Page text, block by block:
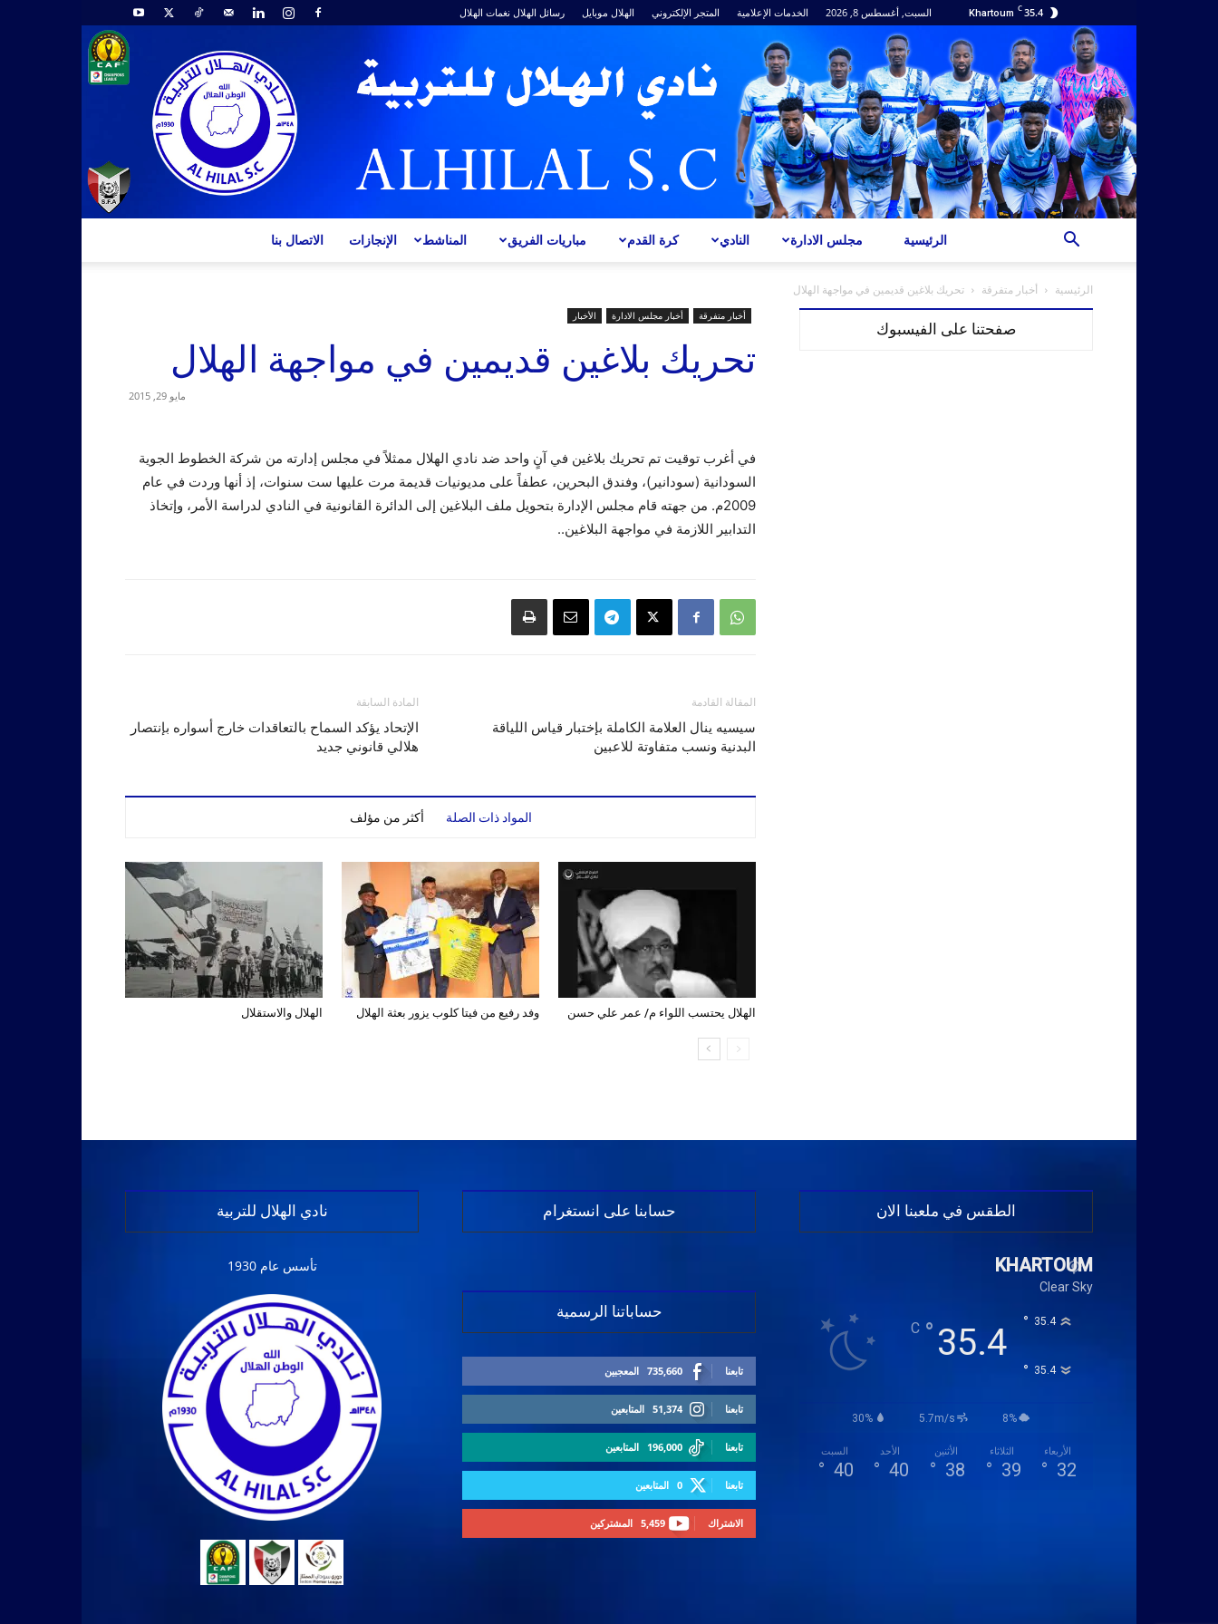
35.4
C
Khartoum السبت, أغسطس 8, 2026 الخدمات الإعلامية المتجر الإلكتروني الهلال موبايل رسائل الهلال نغمات الهلال
الاتصال بنا الإنجازات المناشط مباريات الفريق كرة القدم النادي مجلس الادارة الرئيسية
الرئيسية أخبار متفرقة تحريك بلاغين قديمين في مواجهة الهلال
أخبار متفرقة أخبار مجلس الادارة الأخبار
تحريك بلاغين قديمين في مواجهة الهلال
مايو 29, 2015
في أغرب توقيت تم تحريك بلاغين في آنٍ واحد ضد نادي الهلال ممثلاً في مجلس إدارته من شركة الخطوط الجوية
السودانية (سودانير)، وفندق البحرين، عطفاً على مديونيات قديمة مرت عليها ست سنوات، إذ أنها وردت في عام
2009م. من جهته قام مجلس الإدارة بتحويل ملف البلاغين إلى الدائرة القانونية في النادي لدراسة الأمر، وإتخاذ
التدابير اللازمة في مواجهة البلاغين..
المادة السابقة
الإتحاد يؤكد السماح بالتعاقدات خارج أسواره بإنتصار
هلالي قانوني جديد
المقالة القادمة
سيسيه ينال العلامة الكاملة بإختبار قياس اللياقة
البدنية ونسب متفاوتة للاعبين
المواد ذات الصلة أكثر من مؤلف
الهلال والاستقلال وفد رفيع من فيتا كلوب يزور بعثة الهلال الهلال يحتسب اللواء م/ عمر علي حسن
صفحتنا على الفيسبوك
نادي الهلال للتربية
تأسس عام 1930
حسابنا على انستغرام
حساباتنا الرسمية
735,660 المعجبين تابعنا
51,374 المتابعين تابعنا
196,000 المتابعين تابعنا
0 المتابعين تابعنا
5,459 المشتركين الاشتراك
الطقس في ملعبنا الان
KHARTOUM
Clear Sky
35.4
°
C 35.4
°
35.4
°
30% 5.7m/s 8%
السبت
40
°
الأحد
40
°
الأثنين
38
°
الثلاثاء
39
°
الأربعاء
32
°